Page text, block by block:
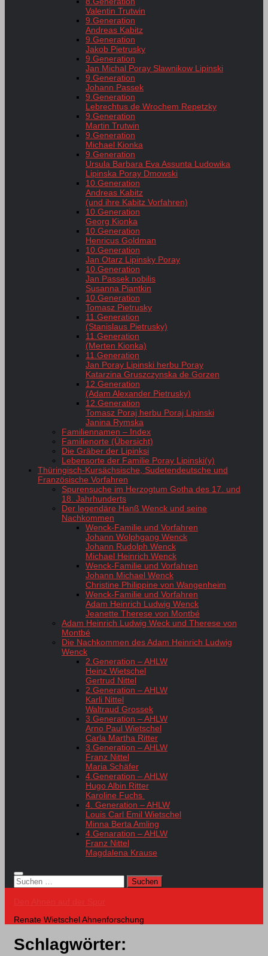
Valentin Trutwin
9.Generation
Andreas Kabitz
9.Generation
Jakob Pietrusky
9.Generation
Jan Michal Poray Slawnikow Lipinski
9.Generation
Johann Passek
9.Generation
Lebrechtus de Wrochem Repetzky
9.Generation
Martin Trutwin
9.Generation
Michael Kionka
9.Generation
Ursula Barbara Eva Assunta Ludowika
Lipinska Poray Dmowski
10.Generation
Andreas Kabitz
(und ihre Kabitz Vorfahren)
10.Generation
Georg Kionka
10.Generation
Henricus Goldman
10.Generation
Jan Otarz Lipinsky Poray
10.Generation
Jan Passek nobilis
Susanna Piantkin
10.Generation
Tomasz Pietrusky
11.Generation
(Stanislaus Pietrusky)
11.Generation
(Merten Kionka)
11.Generation
Jan Poray Lipinski herbu Poray
Katarzina Gruszczynska de Gorzen
12.Generation
(Adam Alexander Pietrusky)
12.Generation
Tomasz Poraj herbu Poraj Lipinski
Janina Rymska
Familiennamen – Index
Familienorte (Übersicht)
Die Gräber der Lipinksi
Lebensorte der Familie Poray Lipinski(y)
Thüringisch-Kursächsische, Sudetendeutsche und
Französische Vorfahren
Spurensuche im Herzogtum Gotha des 17. und
18. Jahrhunderts
Der legendäre Hanß Wenck und seine
Nachkommen
Wenck-Familie und Vorfahren
Johann Wolphgang Wenck
Johann Rudolph Wenck
Michael Heinrich Wenck
Wenck-Familie und Vorfahren
Johann Michael Wenck
Christine Philippine von Wangenheim
Wenck-Familie und Vorfahren
Adam Heinrich Ludwig Wenck
Jeanette Therese von Montbé
Adam Heinrich Ludwig Weck und Therese von
Montbé
Die Nachkommen des Adam Heinrich Ludwig
Wenck
2.Generation – AHLW
Heinz Wietschel
Gertrud Nittel
2.Generation – AHLW
Karli Nittel
Waltraud Grossek
3.Generation – AHLW
Arno Paul Wietschel
Carla Martha Ritter
3.Generation – AHLW
Franz Nittel
Maria Schäfer
4.Generation – AHLW
Hugo Albin Ritter
Karoline Fuchs
4. Generation – AHLW
Louis Carl Emil Wietschel
Minna Berta Amling
4.Genaration – AHLW
Franz Nittel
Magdalena Krause
Suchen
nach:
Renate Wietschel Ahnenforschung
Schlagwörter: